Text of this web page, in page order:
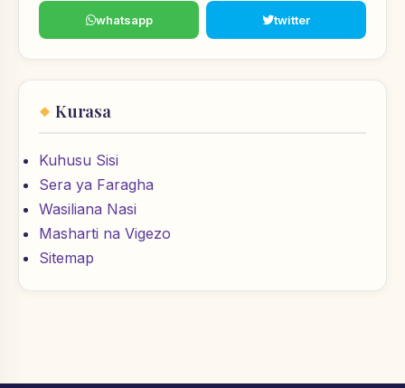
whatsapp twitter
Kurasa
Kuhusu Sisi
Sera ya Faragha
Wasiliana Nasi
Masharti na Vigezo
Sitemap